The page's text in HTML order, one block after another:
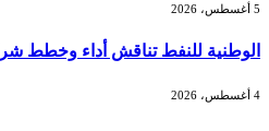
5 أغسطس، 2026
الوطنية للنفط تناقش أداء وخطط
4 أغسطس، 2026